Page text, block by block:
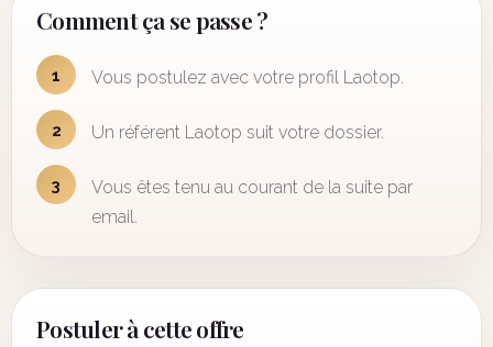
Comment ça se passe ?
1 Vous postulez avec votre profil Laotop.
2 Un référent Laotop suit votre dossier.
3
Vous êtes tenu au courant de la suite par
email.
Postuler à cette offre